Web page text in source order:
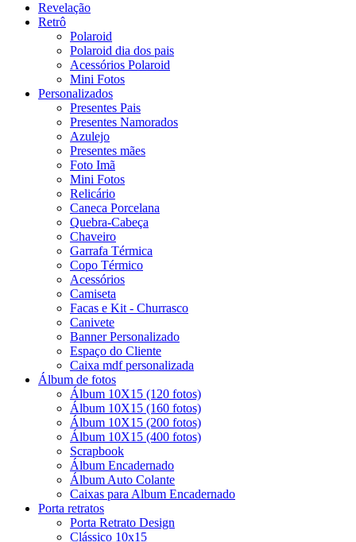
Revelação
Retrô
Polaroid
Polaroid dia dos pais
Acessórios Polaroid
Mini Fotos
Personalizados
Presentes Pais
Presentes Namorados
Azulejo
Presentes mães
Foto Imã
Mini Fotos
Relicário
Caneca Porcelana
Quebra-Cabeça
Chaveiro
Garrafa Térmica
Copo Térmico
Acessórios
Camiseta
Facas e Kit - Churrasco
Canivete
Banner Personalizado
Espaço do Cliente
Caixa mdf personalizada
Álbum de fotos
Álbum 10X15 (120 fotos)
Álbum 10X15 (160 fotos)
Álbum 10X15 (200 fotos)
Álbum 10X15 (400 fotos)
Scrapbook
Álbum Encadernado
Álbum Auto Colante
Caixas para Album Encadernado
Porta retratos
Porta Retrato Design
Clássico 10x15